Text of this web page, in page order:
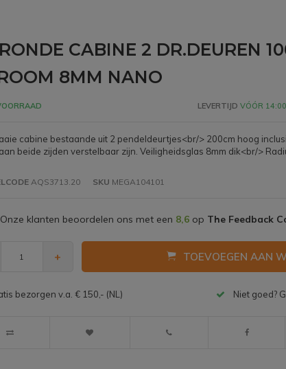
CABINE 2 DR.DEUREN
8MM NANO
LEVERTIJD VÓÓR
cabine bestaande uit 2 pendeldeurtjes<br/> 200cm hoog
beide zijden verstelbaar zijn. Veiligheidsglas 8mm dik<br/>
AQS3713.20 SKU MEGA104101
Onze klanten beoordelen ons met een 8,6op The Feedback
+ TOEVOEGEN AAN
bezorgen v.a. € 150,- (NL) Niet goed?